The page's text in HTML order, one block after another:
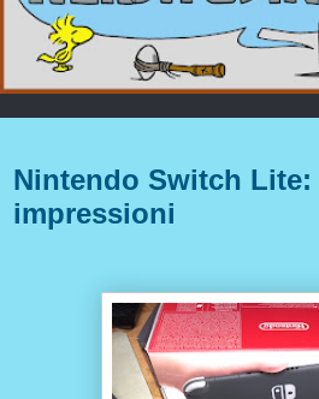
Nintendo Switch Lite:
impressioni